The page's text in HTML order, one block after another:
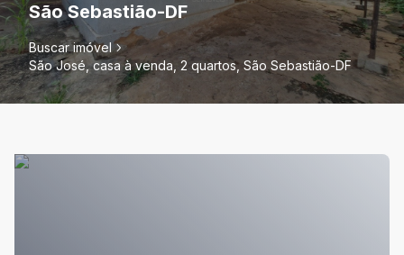
São Sebastião-DF
Buscar imóvel
São José, casa à venda, 2 quartos, São Sebastião-DF